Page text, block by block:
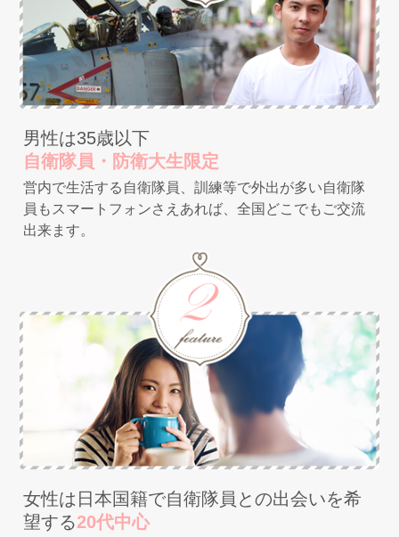
男性は35歳以下
自衛隊員・防衛大生限定
営内で生活する自衛隊員、訓練等で外出が多い自衛隊
員もスマートフォンさえあれば、全国どこでもご交流
出来ます。
女性は日本国籍で自衛隊員との出会いを希
望する20代中心